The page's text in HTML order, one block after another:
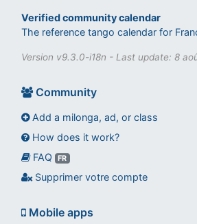
Verified community calendar
The reference tango calendar for
Version v9.3.0-i18n - Last update: 8
Community
Add a milonga, ad, or class
How does it work?
FAQ
FR
Supprimer votre compte
Mobile apps
Assistant tango-argentin.fr
Questions sur les milongas, cours et stages